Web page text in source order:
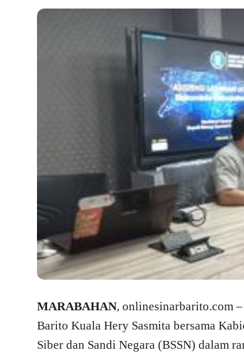
MARABAHAN, onlinesinarbarito.com
Barito Kuala Hery Sasmita bersama
Siber dan Sandi Negara (BSSN) dalam